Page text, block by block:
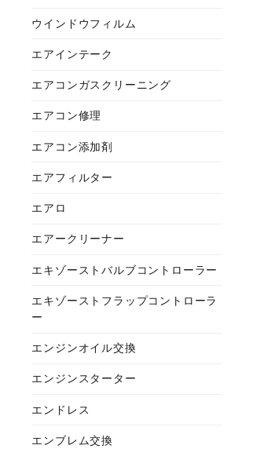
ウインドウフィルム
エアインテーク
エアコンガスクリーニング
エアコン修理
エアコン添加剤
エアフィルター
エアロ
エアークリーナー
エキゾーストバルブコントローラー
エキゾーストフラップコントローラ
ー
エンジンオイル交換
エンジンスターター
エンドレス
エンブレム交換